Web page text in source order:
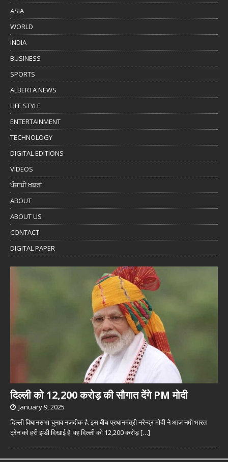
ASIA
WORLD
INDIA
BUSINESS
SPORTS
ALBERTA NEWS
LIFE STYLE
ENTERTAINMENT
TECHNOLOGY
DIGITAL EDITIONS
VIDEOS
ਪੰਜਾਬੀ ਖ਼ਬਰਾਂ
ABOUT
ABOUT US
CONTACT
DIGITAL PAPER
दिल्ली को 12,200 करोड़ की सौगात देंगे PM मोदी
January 9, 2025
दिल्ली विधानसभा चुनाव नजदीक है. इस बीच प्रधानमंत्री नरेन्द्र मोदी ने आज नमो भारत
ट्रेन को हरी झंडी दिखाई है. वह दिल्ली को 12,200 करोड़[…]